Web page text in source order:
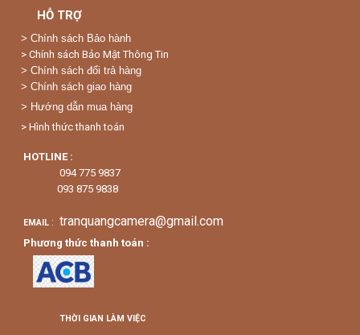
HỖ TRỢ
> Chính sách Bảo hành
> Chính sách Bảo Mật Thông Tin
> Chính sách đổi trả hàng
> Chính sách giao hàng
> Hướng dẫn mua hàng
> Hình thức thanh toán
HOTLINE :
094 775 9837
093 875 9838
EMAIL : tranquangcamera@gmail.com
Phương thức thanh toán :
THỜI GIAN LÀM VIỆC